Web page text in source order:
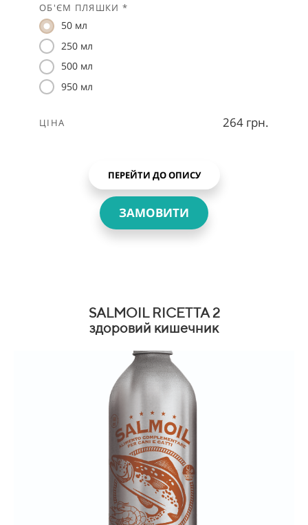
ОБ'ЄМ ПЛЯШКИ *
50 мл
250 мл
500 мл
950 мл
ЦІНА 264 грн.
ПЕРЕЙТИ ДО ОПИСУ
ЗАМОВИТИ
SALMOIL RICETTA 2
здоровий кишечник